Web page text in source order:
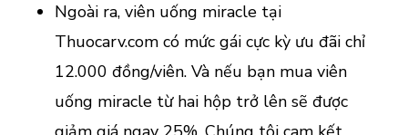
Ngoài ra, viên uống miracle tại
Thuocarv.com có mức gái cực kỳ ưu đãi chỉ
12.000 đồng/viên. Và nếu bạn mua viên
uống miracle từ hai hộp trở lên sẽ được